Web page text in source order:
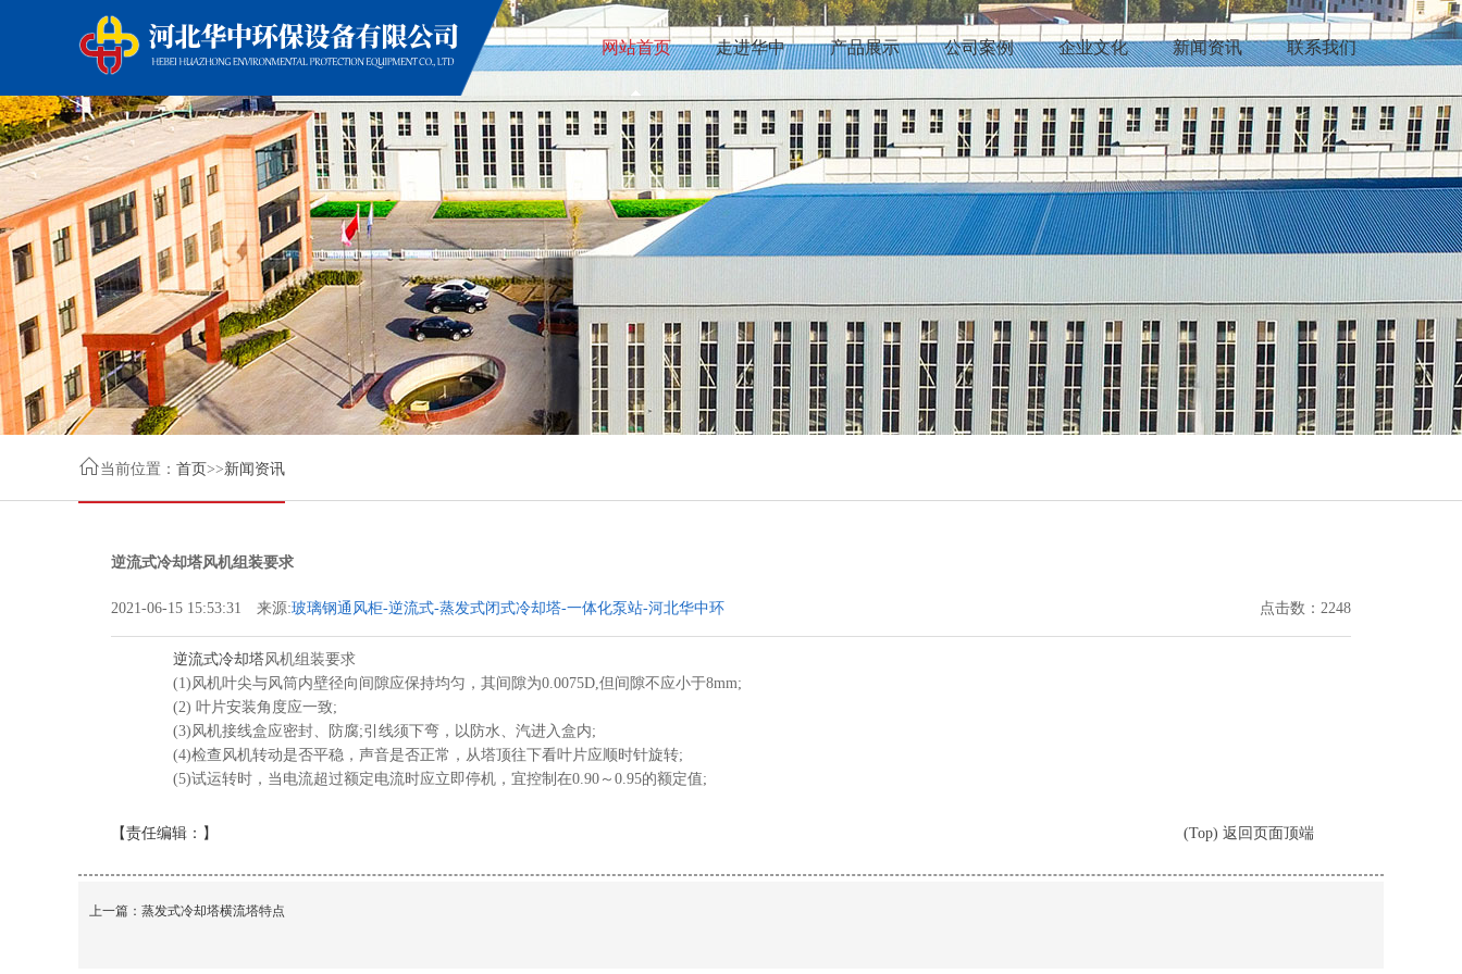
网站首页 走进华中 产品展示 公司案例 企业文化 新闻资讯 联系我们
当前位置： 首页>>新闻资讯
逆流式冷却塔风机组装要求
点击数：2248
2021-06-15 15:53:31 来源:玻璃钢通风柜-逆流式-蒸发式闭式冷却塔-一体化泵站-河北华中环
逆流式冷却塔风机组装要求
(1)风机叶尖与风筒内壁径向间隙应保持均匀，其间隙为0.0075D,但间隙不应小于8mm;
(2) 叶片安装角度应一致;
(3)风机接线盒应密封、防腐;引线须下弯，以防水、汽进入盒内;
(4)检查风机转动是否平稳，声音是否正常，从塔顶往下看叶片应顺时针旋转;
(5)试运转时，当电流超过额定电流时应立即停机，宜控制在0.90～0.95的额定值;
【责任编辑： 】 (Top) 返回页面顶端
上一篇： 蒸发式冷却塔横流塔特点